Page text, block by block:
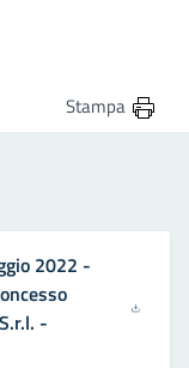
Facebook
su Twitter
pagina su Linkedin
questa pagina via
Stampa
2022 -
-